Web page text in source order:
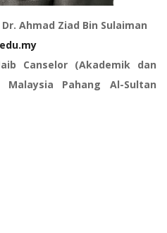
Ahmad Ziad Bin Sulaiman
Canselor (Akademik dan
Malaysia Pahang Al-Sultan